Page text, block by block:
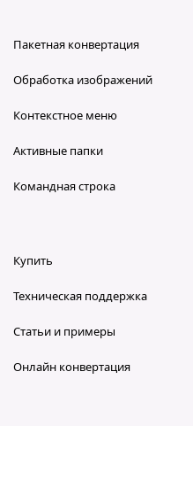
Пакетная конвертация
Обработка изображений
Контекстное меню
Активные папки
Командная строка
Купить
Техническая поддержка
Статьи и примеры
Онлайн конвертация